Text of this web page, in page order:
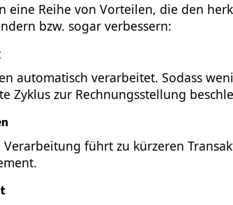
eine Reihe von Vorteilen, die den
bzw. sogar verbessern:
automatisch verarbeitet. Sodass
Zyklus zur Rechnungsstellung
führt zu kürzeren